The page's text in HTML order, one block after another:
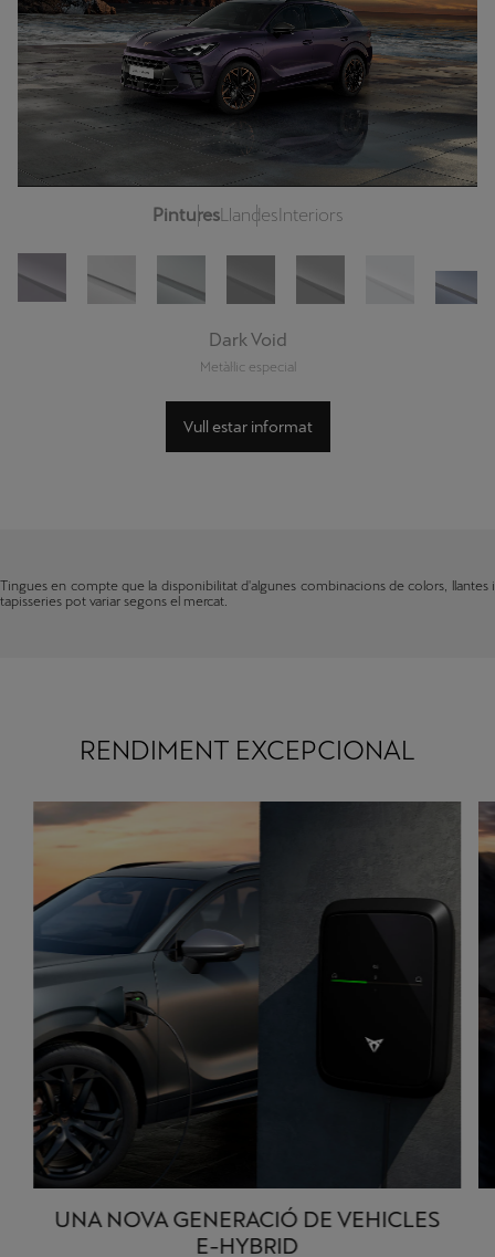
PinturesLlandesInteriors
Dark Void
Metàl·lic especial
Vull estar informat
Tingues en compte que la disponibilitat d'algunes combinacions de colors, llantes i
tapisseries pot variar segons el mercat.
RENDIMENT EXCEPCIONAL
DINÀMICA DE CONDUCCIÓ
MILLORADA